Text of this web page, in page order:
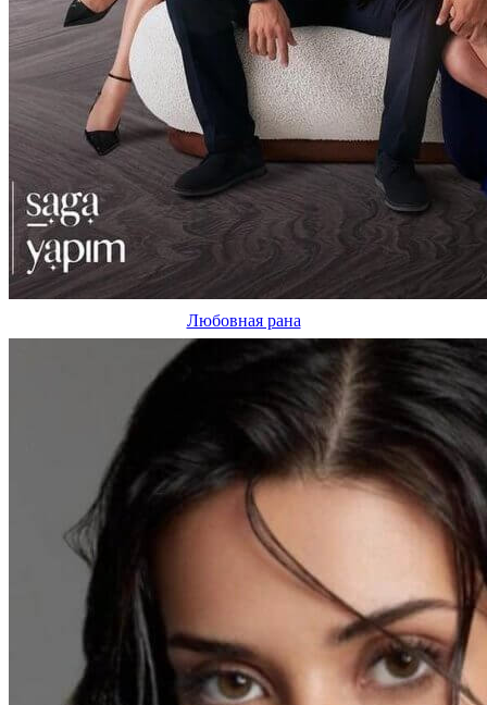
Любовная рана